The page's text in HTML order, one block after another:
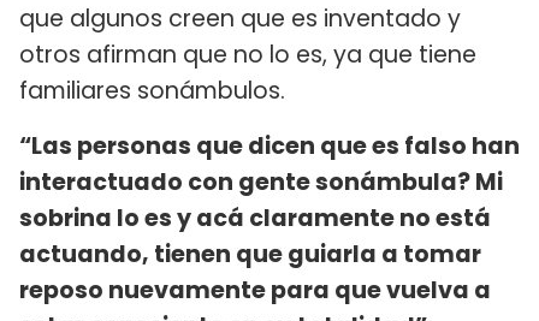
que algunos creen que es inventado y
otros afirman que no lo es, ya que tiene
familiares sonámbulos.
“Las personas que dicen que es falso han
interactuado con gente sonámbula? Mi
sobrina lo es y acá claramente no está
actuando, tienen que guiarla a tomar
reposo nuevamente para que vuelva a